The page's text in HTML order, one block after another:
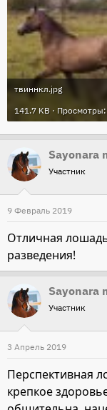
твиннкл.jpg
141.7 KB ·
Sayonara
Участник
9 Февраль 2019
Отличная
разведения!
Sayonara
Участник
3 Апрель 2019
Перспективная
крепкое